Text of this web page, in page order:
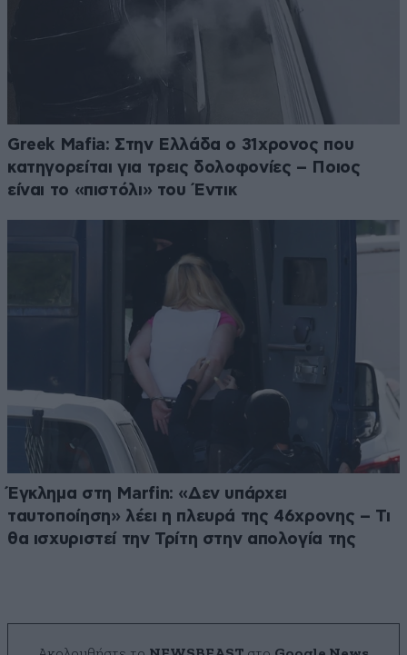
Greek Mafia: Στην Ελλάδα ο 31χρονος που
κατηγορείται για τρεις δολοφονίες – Ποιος
είναι το «πιστόλι» του Έντικ
Έγκλημα στη Marfin: «Δεν υπάρχει
ταυτοποίηση» λέει η πλευρά της 46χρονης – Τι
θα ισχυριστεί την Τρίτη στην απολογία της